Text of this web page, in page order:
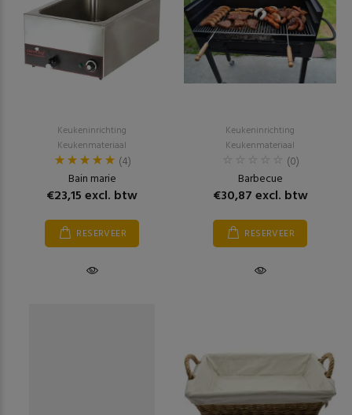
Keukeninrichting
Keukenmateriaal
(4)
Bain marie
€23,15 excl. btw
RESERVEER
Keukeninrichting
Keukenmateriaal
(0)
Barbecue
€30,87 excl. btw
RESERVEER